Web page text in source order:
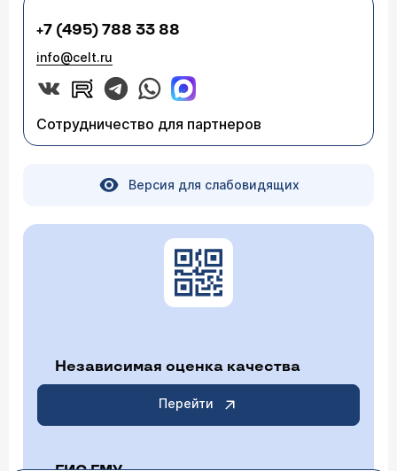
+7 (495) 788 33 88
info@celt.ru
Сотрудничество для партнеров
Версия для слабовидящих
Независимая оценка качества
Перейти